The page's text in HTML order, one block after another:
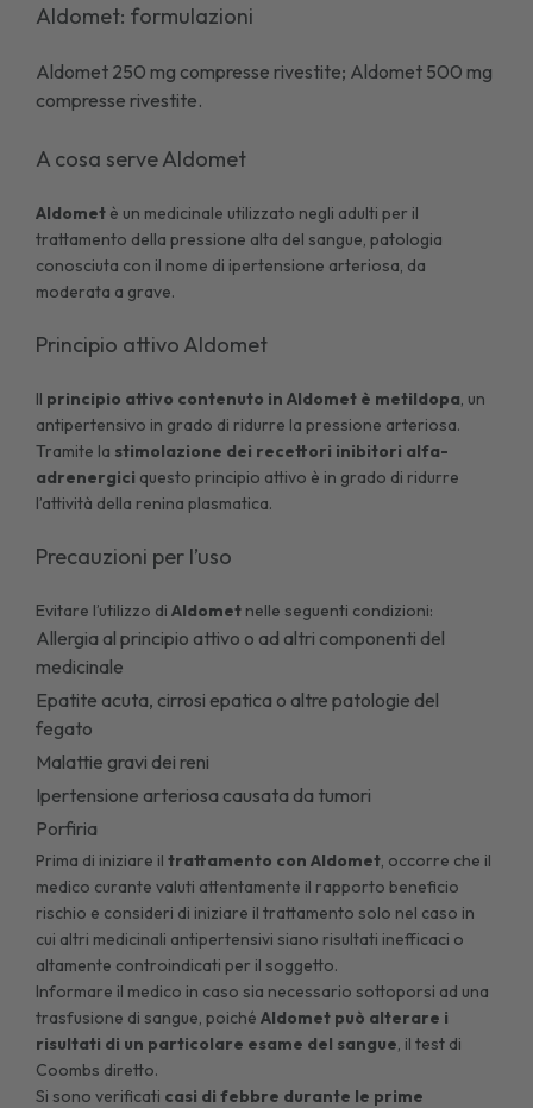
Aldomet: formulazioni
Aldomet 250 mg compresse rivestite; Aldomet 500 mg
compresse rivestite.
A cosa serve Aldomet
Aldomet è un medicinale utilizzato negli adulti per il
trattamento della pressione alta del sangue, patologia
conosciuta con il nome di ipertensione arteriosa, da
moderata a grave.
Principio attivo Aldomet
Il principio attivo contenuto in Aldomet è metildopa, un
antipertensivo in grado di ridurre la pressione arteriosa.
Tramite la stimolazione dei recettori inibitori alfa-
adrenergici questo principio attivo è in grado di ridurre
l’attività della renina plasmatica.
Precauzioni per l’uso
Evitare l’utilizzo diAldomet nelle seguenti condizioni:
Allergia al principio attivo o ad altri componenti del
medicinale
Epatite acuta, cirrosi epatica o altre patologie del
fegato
Malattie gravi dei reni
Ipertensione arteriosa causata da tumori
Porfiria
Prima di iniziare iltrattamento con Aldomet, occorre che il
medico curante valuti attentamente il rapporto beneficio
rischio e consideri di iniziare il trattamento solo nel caso in
cui altri medicinali antipertensivi siano risultati inefficaci o
altamente controindicati per il soggetto.
Informare il medico in caso sia necessario sottoporsi ad una
trasfusione di sangue, poichéAldomet può alterare i
risultati di un particolare esame del sangue, il test di
Coombs diretto.
Si sono verificati casi di febbre durante le prime